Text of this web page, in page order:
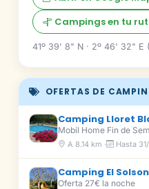
Campings en tu
41º 39' 8" N · 2º 46' 32" E
OFERTAS DE
Camping Lloret
Mobil Home Fin de
A 8.14 km · Hasta
Camping El
Oferta 27€ la noche